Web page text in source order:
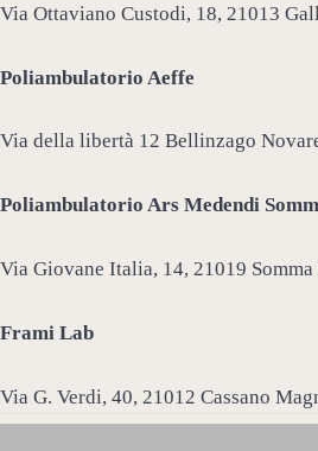
Via Ottaviano Custodi, 18, 21013
Poliambulatorio Aeffe
Via della libertà 12 Bellinzago
Poliambulatorio Ars Medendi
Via Giovane Italia, 14, 21019
Frami Lab
Via G. Verdi, 40, 21012 Cassano